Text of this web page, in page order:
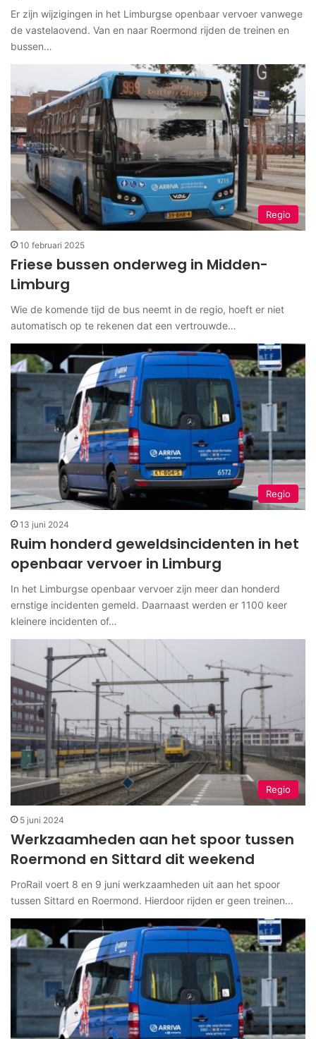
Er zijn wijzigingen in het Limburgse openbaar vervoer vanwege
de vastelaovend. Van en naar Roermond rijden de treinen en
bussen…
Regio
10 februari 2025
Friese bussen onderweg in Midden-
Limburg
Wie de komende tijd de bus neemt in de regio, hoeft er niet
automatisch op te rekenen dat een vertrouwde…
Regio
13 juni 2024
Ruim honderd geweldsincidenten in het
openbaar vervoer in Limburg
In het Limburgse openbaar vervoer zijn meer dan honderd
ernstige incidenten gemeld. Daarnaast werden er 1100 keer
kleinere incidenten of…
Regio
5 juni 2024
Werkzaamheden aan het spoor tussen
Roermond en Sittard dit weekend
ProRail voert 8 en 9 juni werkzaamheden uit aan het spoor
tussen Sittard en Roermond. Hierdoor rijden er geen treinen…